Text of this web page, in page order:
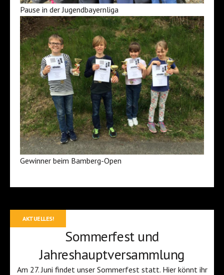
Pause in der Jugendbayernliga
Gewinner beim Bamberg-Open
AKTUELLES!
Sommerfest und
Jahreshauptversammlung
Am 27. Juni findet unser Sommerfest statt. Hier könnt ihr